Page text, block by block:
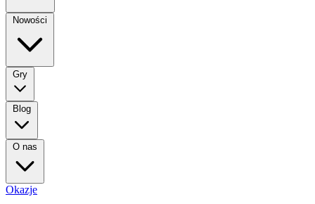
Nowości
Gry
Blog
O nas
Okazje